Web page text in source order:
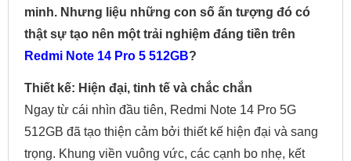
minh. Nhưng liệu những con số ấn tượng đó có
thật sự tạo nên một trải nghiệm đáng tiền trên
Redmi Note 14 Pro 5 512GB?
Thiết kế: Hiện đại, tinh tế và chắc chắn
Ngay từ cái nhìn đầu tiên, Redmi Note 14 Pro 5G
512GB đã tạo thiện cảm bởi thiết kế hiện đại và sang
trọng. Khung viền vuông vức, các cạnh bo nhẹ, kết